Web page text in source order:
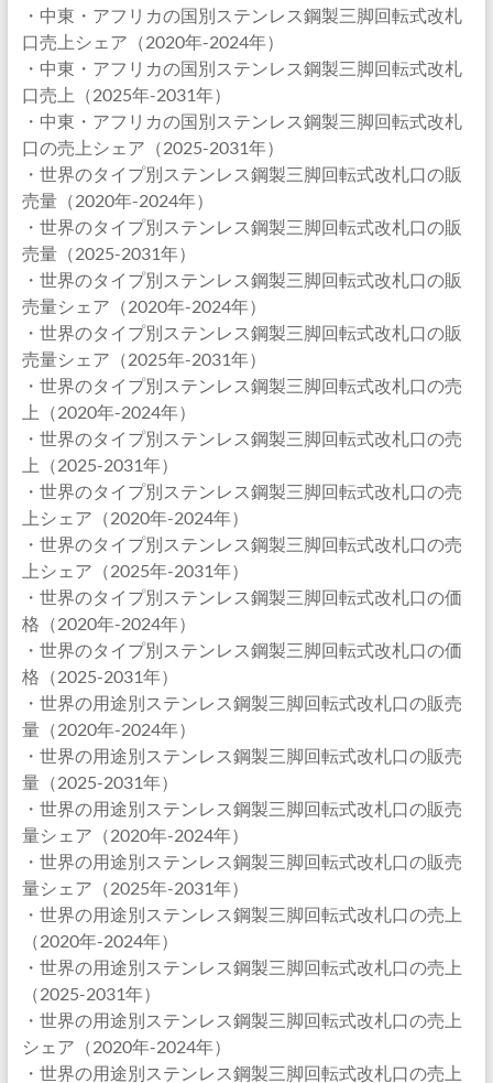
・中東・アフリカの国別ステンレス鋼製三脚回転式改札
口売上シェア（2020年-2024年）
・中東・アフリカの国別ステンレス鋼製三脚回転式改札
口売上（2025年-2031年）
・中東・アフリカの国別ステンレス鋼製三脚回転式改札
口の売上シェア（2025-2031年）
・世界のタイプ別ステンレス鋼製三脚回転式改札口の販
売量（2020年-2024年）
・世界のタイプ別ステンレス鋼製三脚回転式改札口の販
売量（2025-2031年）
・世界のタイプ別ステンレス鋼製三脚回転式改札口の販
売量シェア（2020年-2024年）
・世界のタイプ別ステンレス鋼製三脚回転式改札口の販
売量シェア（2025年-2031年）
・世界のタイプ別ステンレス鋼製三脚回転式改札口の売
上（2020年-2024年）
・世界のタイプ別ステンレス鋼製三脚回転式改札口の売
上（2025-2031年）
・世界のタイプ別ステンレス鋼製三脚回転式改札口の売
上シェア（2020年-2024年）
・世界のタイプ別ステンレス鋼製三脚回転式改札口の売
上シェア（2025年-2031年）
・世界のタイプ別ステンレス鋼製三脚回転式改札口の価
格（2020年-2024年）
・世界のタイプ別ステンレス鋼製三脚回転式改札口の価
格（2025-2031年）
・世界の用途別ステンレス鋼製三脚回転式改札口の販売
量（2020年-2024年）
・世界の用途別ステンレス鋼製三脚回転式改札口の販売
量（2025-2031年）
・世界の用途別ステンレス鋼製三脚回転式改札口の販売
量シェア（2020年-2024年）
・世界の用途別ステンレス鋼製三脚回転式改札口の販売
量シェア（2025年-2031年）
・世界の用途別ステンレス鋼製三脚回転式改札口の売上
（2020年-2024年）
・世界の用途別ステンレス鋼製三脚回転式改札口の売上
（2025-2031年）
・世界の用途別ステンレス鋼製三脚回転式改札口の売上
シェア（2020年-2024年）
・世界の用途別ステンレス鋼製三脚回転式改札口の売上